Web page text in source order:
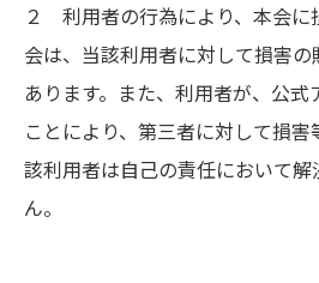
２ 利用者の行為により、本会に
会は、当該利用者に対して損害
あります。また、利用者が、公
ことにより、第三者に対して損
該利用者は自己の責任において
ん。